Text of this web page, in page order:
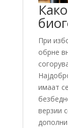
При
обрне
имаат
верзии